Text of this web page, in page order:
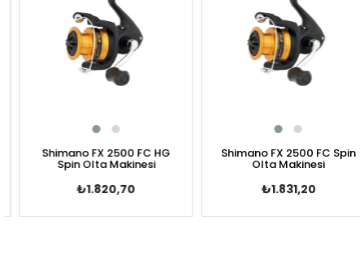
Shimano FX 2500 FC HG
Spin Olta Makinesi
₺1.820,70
Shimano FX 2500 FC Spin
Olta Makinesi
₺1.831,20